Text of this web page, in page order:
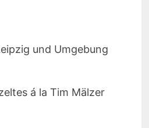
und Umgebung
á la Tim Mälzer